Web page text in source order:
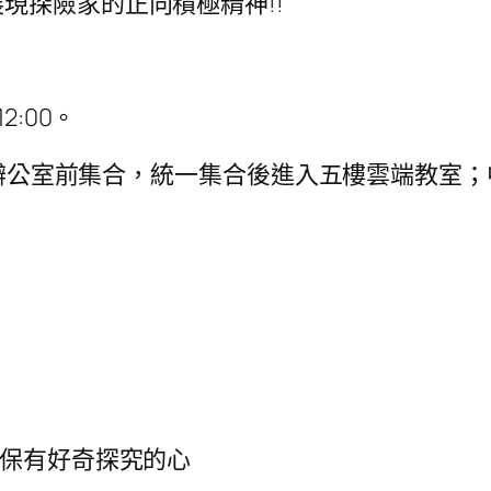
。
室前集合，統一集合後進入五樓雲端教室
有好奇探究的心